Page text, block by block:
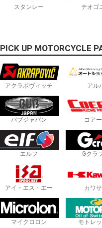
スタンレー テオゴ
PICK UP MOTORCYCLE
アクラポヴィッチ アル
バブジャパン コア
エルフ Gクラ
アイ・エス・エー カワ
マイクロロン モトレ